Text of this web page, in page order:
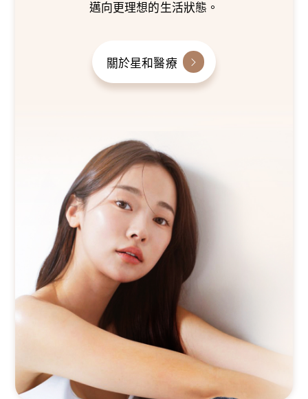
邁向更理想的生活狀態。
關於星和醫療